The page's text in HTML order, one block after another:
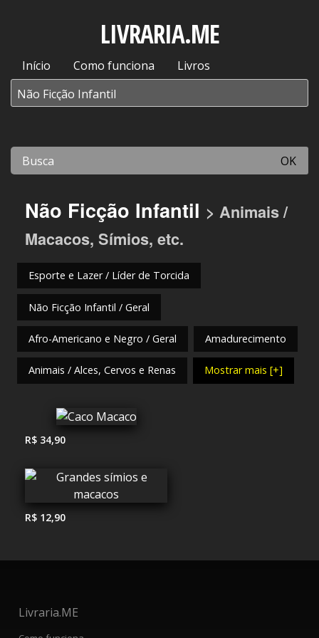
LIVRARIA.ME
Início Como funciona Livros
OK
Não Ficção Infantil > Animais /
Macacos, Símios, etc.
Esporte e Lazer / Líder de Torcida
Não Ficção Infantil / Geral
Afro-Americano e Negro / Geral Amadurecimento
Animais / Alces, Cervos e Renas Mostrar mais [+]
R$ 34,90
R$ 12,90
Livraria.ME